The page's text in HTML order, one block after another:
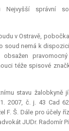
Nejvyšší správní
v Ostravě,
soud nemá k
téže spisové
stavu žalobkyně
2007, č. j. 43 Cad
F. Š. Dále pro účely
JUDr. Radomír